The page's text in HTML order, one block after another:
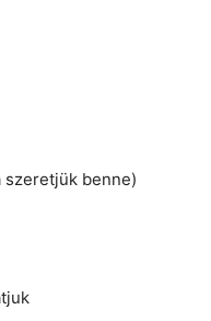
szeretjük benne)